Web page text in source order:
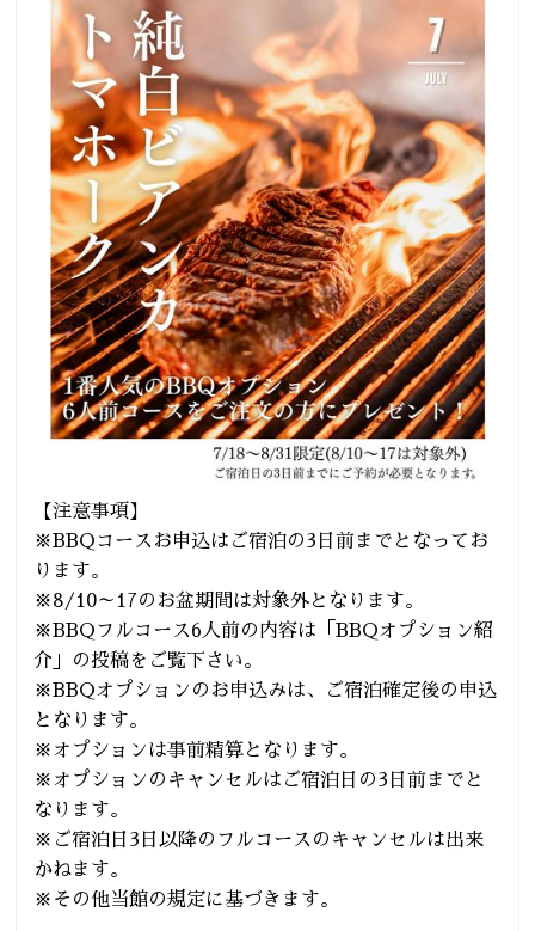
【注意事項】
※BBQコースお申込はご宿泊の3日前までとなってお
ります。
※8/10～17のお盆期間は対象外となります。
※BBQフルコース6人前の内容は「BBQオプション紹
介」の投稿をご覧下さい。
※BBQオプションのお申込みは、ご宿泊確定後の申込
となります。
※オプションは事前精算となります。
※オプションのキャンセルはご宿泊日の3日前までと
なります。
※ご宿泊日3日以降のフルコースのキャンセルは出来
かねます。
※その他当館の規定に基づきます。